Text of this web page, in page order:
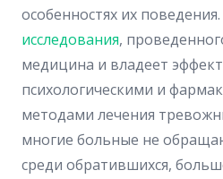
особенностях их
исследования,
медицина и владеет
психологическими и
методами лечения
многие больные не
среди обратившихся,